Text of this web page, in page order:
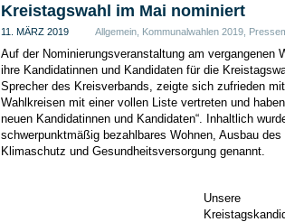
Kreistagswahl im Mai nominiert
11. MÄRZ 2019 Allgemein Kommunalwahlen 2019
Auf der Nominierungsveranstaltung am vergangenen
ihre Kandidatinnen und Kandidaten für die
Sprecher des Kreisverbands, zeigte sich zufrieden
Wahlkreisen mit einer vollen Liste vertreten und
neuen Kandidatinnen und Kandidaten“. Inhaltlich
schwerpunktmäßig bezahlbares Wohnen, Ausbau
Klimaschutz und Gesundheitsversorgung genannt.
Unsere